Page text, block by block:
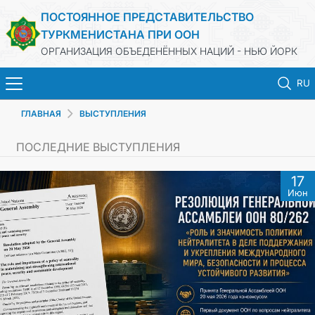
ПОСТОЯННОЕ ПРЕДСТАВИТЕЛЬСТВО
ТУРКМЕНИСТАНА ПРИ ООН
ОРГАНИЗАЦИЯ ОБЪЕДЕНЁННЫХ НАЦИЙ - НЬЮ ЙОРК
RU
ГЛАВНАЯ
ТУРКМЕНИСТАН
ПРИОРИТЕТНЫЕ ПОЗИЦИИ
ВЫСТУПЛЕНИЯ И ДОКУМЕНТЫ
ГЛАВНАЯ ВЫСТУПЛЕНИЯ
ПОСЛЕДНИЕ ВЫСТУПЛЕНИЯ
17
Июн